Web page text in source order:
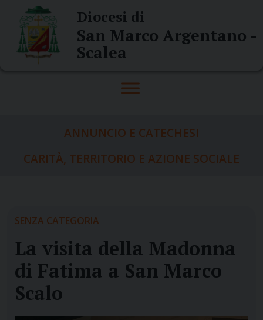
content
Diocesi di
San Marco Argentano -
Scalea
ANNUNCIO E CATECHESI
CARITÀ, TERRITORIO E AZIONE SOCIALE
SENZA CATEGORIA
La visita della Madonna
di Fatima a San Marco
Scalo